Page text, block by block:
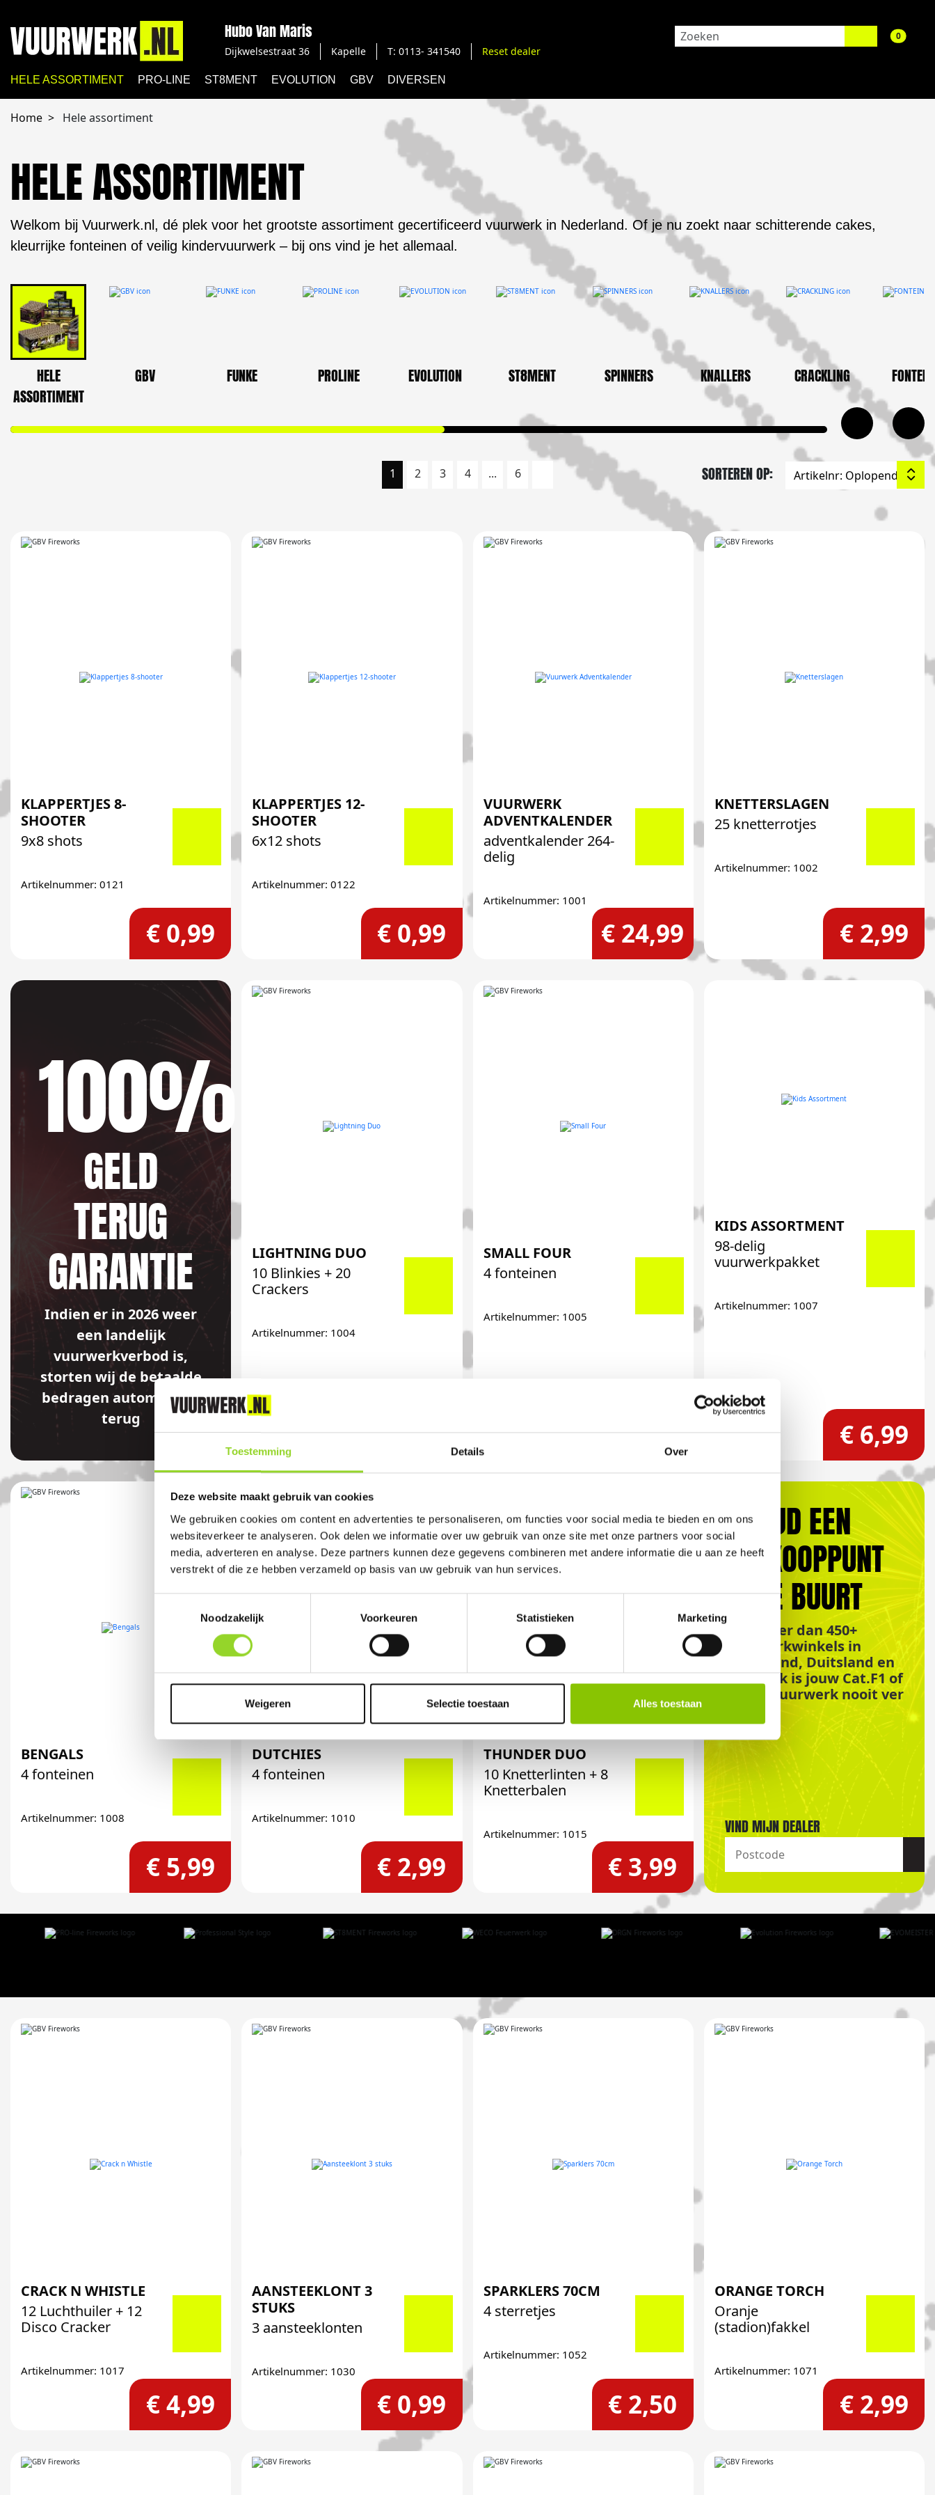
Toestemming Details Over
Deze website maakt gebruik van cookies
We gebruiken cookies om content en advertenties te personaliseren, om functies voor social media te bieden en om ons
websiteverkeer te analyseren. Ook delen we informatie over uw gebruik van onze site met onze partners voor social
media, adverteren en analyse. Deze partners kunnen deze gegevens combineren met andere informatie die u aan ze heeft
verstrekt of die ze hebben verzameld op basis van uw gebruik van hun services.
Noodzakelijk
Voorkeuren Statistieken Marketing
Weigeren Selectie toestaan Alles toestaan
Hubo Van Maris
Dijkwelsestraat 36 Kapelle T: 0113- 341540 Reset dealer
0aantal
HELE ASSORTIMENT PRO-LINE ST8MENT EVOLUTION GBV DIVERSEN
Home Hele assortiment
HELE ASSORTIMENT
Welkom bij Vuurwerk.nl, dé plek voor het grootste assortiment gecertificeerd vuurwerk in Nederland. Of je nu zoekt naar schitterende cakes,
kleurrijke fonteinen of veilig kindervuurwerk – bij ons vind je het allemaal.
HELE
ASSORTIMENT
GBV FUNKE PROLINE EVOLUTION ST8MENT SPINNERS KNALLERS CRACKLING
SORTEREN OP:
1 2 3 4 ... 6
KLAPPERTJES 8-
SHOOTER
9x8 shots
Artikelnummer: 0121
€ 0,99
KLAPPERTJES 12-
SHOOTER
6x12 shots
Artikelnummer: 0122
€ 0,99
VUURWERK
ADVENTKALENDER
adventkalender 264-
delig
Artikelnummer: 1001
€ 24,99
KNETTERSLAGEN
25 knetterrotjes
Artikelnummer: 1002
€ 2,99
100%
GELD
TERUG
GARANTIE
Indien er in 2026 weer
een landelijk
vuurwerkverbod is,
storten wij de betaalde
bedragen automatisch
terug
LIGHTNING DUO
10 Blinkies + 20
Crackers
Artikelnummer: 1004
€ 3,49
SMALL FOUR
4 fonteinen
Artikelnummer: 1005
€ 2,99
KIDS ASSORTMENT
98-delig
vuurwerkpakket
Artikelnummer: 1007
€ 6,99
BENGALS
4 fonteinen
Artikelnummer: 1008
€ 5,99
DUTCHIES
4 fonteinen
Artikelnummer: 1010
€ 2,99
THUNDER DUO
10 Knetterlinten + 8
Knetterbalen
Artikelnummer: 1015
€ 3,99
ALTIJD EEN
VERKOOPPUNT
IN DE BUURT
Met meer dan 450+
vuurwerkwinkels in
Nederland, Duitsland en
Frankrijk is jouw Cat.F1 of
Cat.F2 vuurwerk nooit ver
VIND MIJN DEALER
CRACK N WHISTLE
12 Luchthuiler + 12
Disco Cracker
Artikelnummer: 1017
€ 4,99
AANSTEEKLONT 3
STUKS
3 aansteeklonten
Artikelnummer: 1030
€ 0,99
SPARKLERS 70CM
4 sterretjes
Artikelnummer: 1052
€ 2,50
ORANGE TORCH
Oranje
(stadion)fakkel
Artikelnummer: 1071
€ 2,99